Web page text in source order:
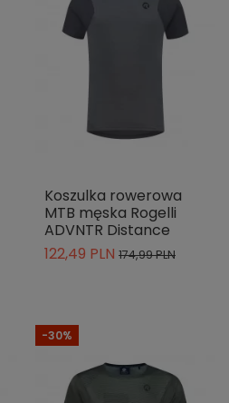
Koszulka rowerowa
MTB męska Rogelli
ADVNTR Distance
122,49 PLN 174,99 PLN
-30%